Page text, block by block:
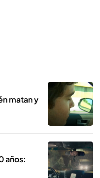
matan y
años: